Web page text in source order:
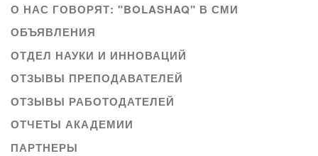
О НАС ГОВОРЯТ: "BOLASHAQ" В СМИ
ОБЪЯВЛЕНИЯ
ОТДЕЛ НАУКИ И ИННОВАЦИЙ
ОТЗЫВЫ ПРЕПОДАВАТЕЛЕЙ
ОТЗЫВЫ РАБОТОДАТЕЛЕЙ
ОТЧЕТЫ АКАДЕМИИ
ПАРТНЕРЫ